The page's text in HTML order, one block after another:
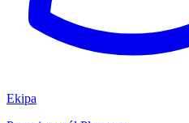
Ekipa